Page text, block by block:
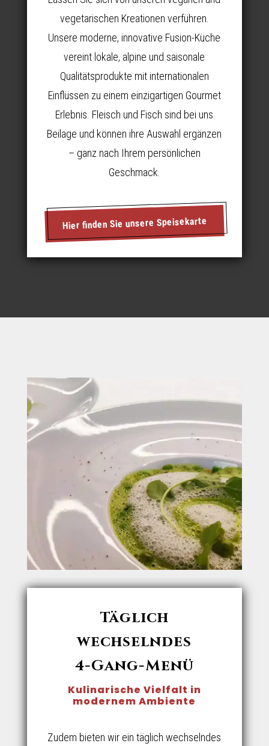
vegetarischen Kreationen verführen.
Unsere moderne, innovative Fusion-Küche
vereint lokale, alpine und saisonale
Qualitätsprodukte mit internationalen
Einflüssen zu einem einzigartigen Gourmet
Erlebnis. Fleisch und Fisch sind bei uns
Beilage und können ihre Auswahl ergänzen
– ganz nach Ihrem persönlichen
Geschmack.
Hier finden Sie unsere Speisekarte
Täglich
wechselndes
4-Gang-Menü
Kulinarische Vielfalt in
modernem Ambiente
Zudem bieten wir ein täglich wechselndes